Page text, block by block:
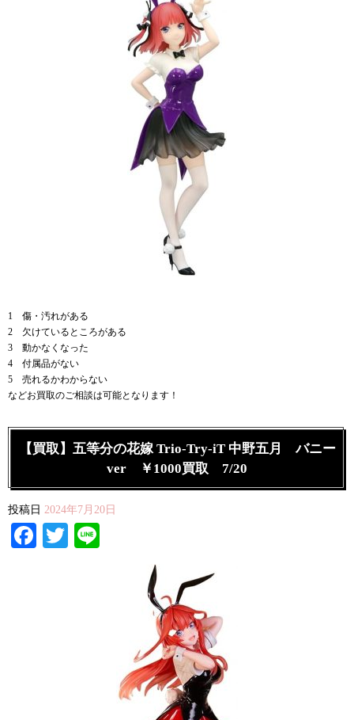
1 傷・汚れがある
2 欠けているところがある
3 動かなくなった
4 付属品がない
5 売れるかわからない
などお買取のご相談は可能となります！
【買取】五等分の花嫁 Trio-Try-iT 中野五月 バニー
ver ￥1000買取 7/20
投稿日 2024年7月20日
Facebook
Twitter